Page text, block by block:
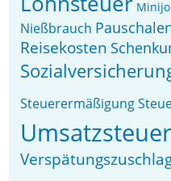
Nießbrauch
Reisekosten
Steuerermäßigung
Umsatzsteuer